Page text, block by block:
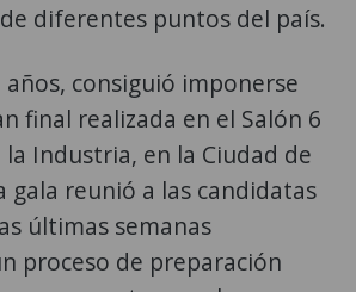
diferentes puntos del país.
años, consiguió imponerse
final realizada en el Salón 6
Industria, en la Ciudad de
gala reunió a las candidatas
últimas semanas
proceso de preparación